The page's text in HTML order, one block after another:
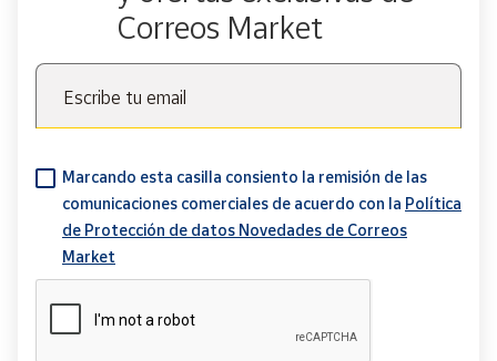
Correos Market
Escribe tu email
Marcando esta casilla consiento la remisión de las
comunicaciones comerciales de acuerdo con la Política
de Protección de datos Novedades de Correos
Market